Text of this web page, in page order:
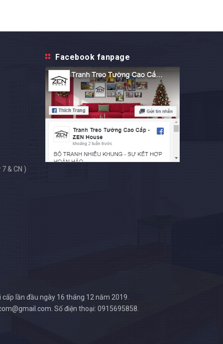
& CN )
Facebook fanpage
lần đầu ngày 16 tháng 12 năm 2019.
Số điện thoại: 0915695858.